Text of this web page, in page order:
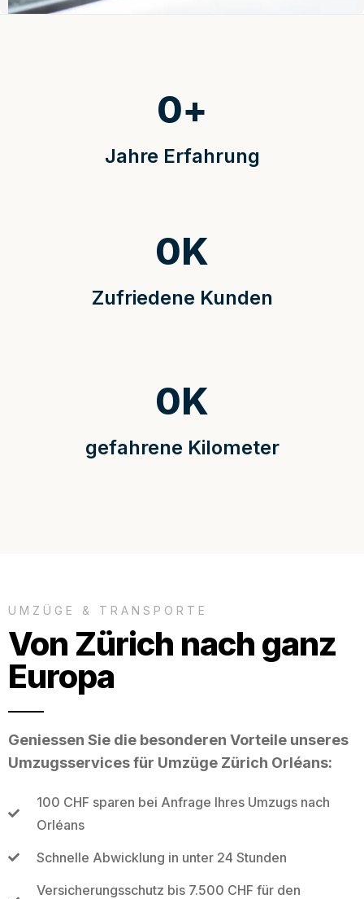
Jahre Erfahrung
0+
Zufriedene Kunden
0K
gefahrene Kilometer
0K
UMZÜGE & TRANSPORTE
Von Zürich nach ganz
Europa
Geniessen Sie die besonderen Vorteile unseres
Umzugsservices für Umzüge Zürich Orléans:
100 CHF sparen bei Anfrage Ihres Umzugs nach
Orléans
Schnelle Abwicklung in unter 24 Stunden
Versicherungsschutz bis 7.500 CHF für den